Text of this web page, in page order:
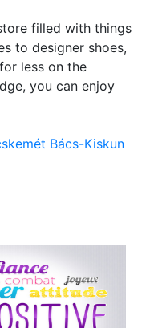
filled with things
to designer shoes,
less on the
you can enjoy
Bács-Kiskun